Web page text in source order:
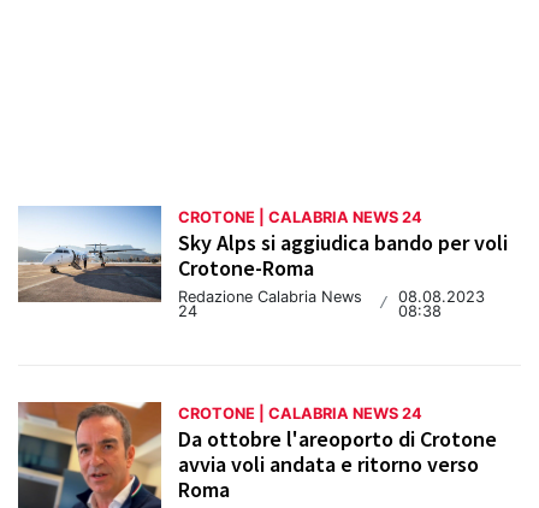
CROTONE | CALABRIA NEWS 24
Sky Alps si aggiudica bando per voli
Crotone-Roma
Redazione Calabria News
24
/ 08.08.2023
08:38
CROTONE | CALABRIA NEWS 24
Da ottobre l'areoporto di Crotone
avvia voli andata e ritorno verso
Roma